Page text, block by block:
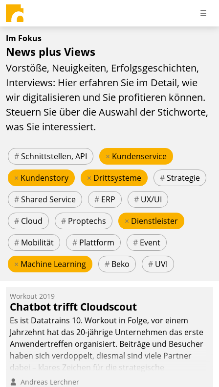
Im Fokus
News plus Views
Vorstöße, Neuigkeiten, Erfolgsgeschichten,
Interviews: Hier erfahren Sie im Detail, wie
wir digitalisieren und Sie profitieren können.
Steuern Sie über die Auswahl der Stichworte,
was Sie interessiert.
#Schnittstellen, API × Kundenservice
× Kundenstory × Drittsysteme #Strategie
#Shared Service # ERP # UX/UI
# Cloud # Proptechs × Dienstleister
# Mobilität # Plattform # Event
× Machine Learning # Beko # UVI
Workout 2019
Chatbot trifft Cloudscout
Es ist Datatrains 10. Workout in Folge, vor einem
Jahrzehnt hat das 20-jährige Unternehmen das erste
Anwendertreffen organisiert. Beiträge und Besucher
haben sich verdoppelt, diesmal sind viele Partner
dabei – klares Zeichen für die strategische
Fokussierung auf den Kunden.
Andreas Lerchner